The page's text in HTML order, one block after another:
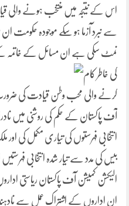
اس کے نتیجہ میں منتخب ہونے والی
سے نبرد آزما ہو سکے موجودہ
نمٹ سکی ہے ان مسائل کے
کی خاطر کام
کرنے والی محب وطن قیادت کی
آف پاکستان کے حکم کی روشنی میں
انتخابی فہرستوں کی تیاری مکمل کی اور
بیس کی مدد سے تیار شدہ انتخابی
الیکشن کمیشن آف پاکستان ریاستی
ان اداروں کے اشتراک عمل سے